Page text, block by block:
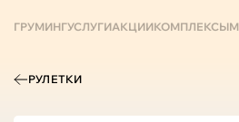
ГРУМИНГУСЛУГИАКЦИИКОМПЛЕКСЫ
РУЛЕТКИ